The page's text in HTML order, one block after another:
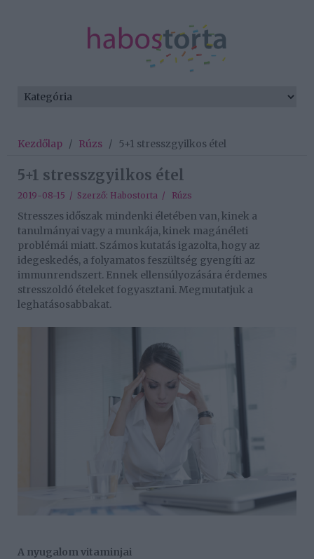
Kezdőlap / Rúzs / 5+1 stresszgyilkos étel
5+1 stresszgyilkos étel
2019-08-15 / Szerző: Habostorta / Rúzs
Stresszes időszak mindenki életében van, kinek a
tanulmányai vagy a munkája, kinek magánéleti
problémái miatt. Számos kutatás igazolta, hogy az
idegeskedés, a folyamatos feszültség gyengíti az
immunrendszert. Ennek ellensúlyozására érdemes
stresszoldó ételeket fogyasztani. Megmutatjuk a
leghatásosabbakat.
A nyugalom vitaminjai